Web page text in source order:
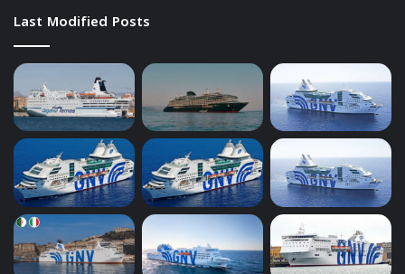
Last Modified Posts